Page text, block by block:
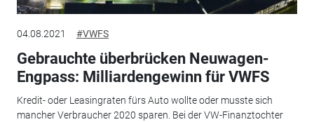
04.08.2021 #VWFS
Gebrauchte überbrücken Neuwagen-
Engpass: Milliardengewinn für VWFS
Kredit- oder Leasingraten fürs Auto wollte oder musste sich
mancher Verbraucher 2020 sparen. Bei der VW-Finanztochter